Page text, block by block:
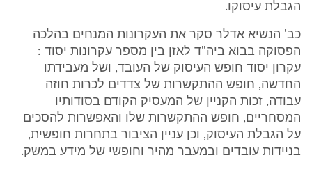
הגבלת עיסוקו.
כב' הנשיא אדלר סקר את העקרונות המנחים בהלכה
הפסוקה בבוא ביה"ד לאזן בין מספר עקרונות יסוד :
עקרון יסוד חופש העיסוק של העובד, ושל מעבידתו
החדשה, חופש ההתקשרות של צדדים לכרות חוזה
עבודה, זכות הקניין של המעסיק הקודם בסודותיו
המסחריים, חופש ההתקשרות שלו והאפשרות להסכים
על הגבלת העיסוק, וכן עניין הציבור בתחרות חופשית,
בניידות עובדים ובמעבר מהיר וחופשי של מידע במשק.